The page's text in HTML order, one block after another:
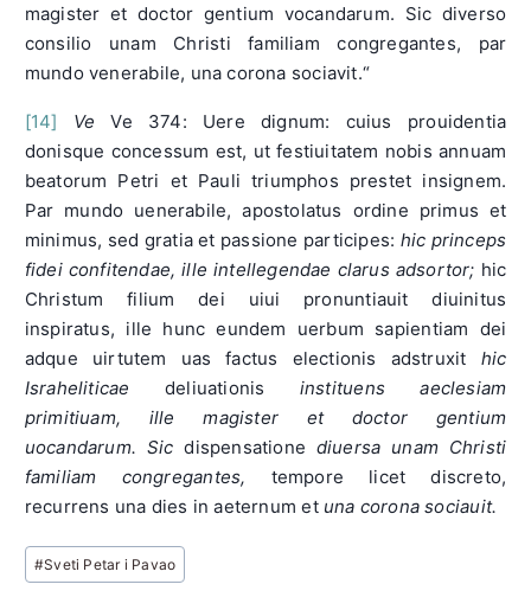
magister et doctor gentium vocandarum. Sic diverso
consilio unam Christi familiam congregantes, par
mundo venerabile, una corona sociavit.“
[14] Ve Ve 374: Uere dignum: cuius prouidentia
donisque concessum est, ut festiuitatem nobis annuam
beatorum Petri et Pauli triumphos prestet insignem.
Par mundo uenerabile, apostolatus ordine primus et
minimus, sed gratia et passione participes: hic princeps
fidei confitendae, ille intellegendae clarus adsortor; hic
Christum filium dei uiui pronuntiauit diuinitus
inspiratus, ille hunc eundem uerbum sapientiam dei
adque uirtutem uas factus electionis adstruxit hic
Israheliticae deliuationis instituens aeclesiam
primitiuam, ille magister et doctor gentium
uocandarum. Sicdispensatione diuersa unam Christi
familiam congregantes, tempore licet discreto,
recurrens una dies in aeternum et una corona sociauit.
Post
Tags:
#Sveti Petar i Pavao